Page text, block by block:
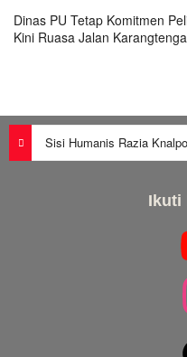
Dinas PU Tetap Komitmen
Kini Ruasa Jalan
Ikuti